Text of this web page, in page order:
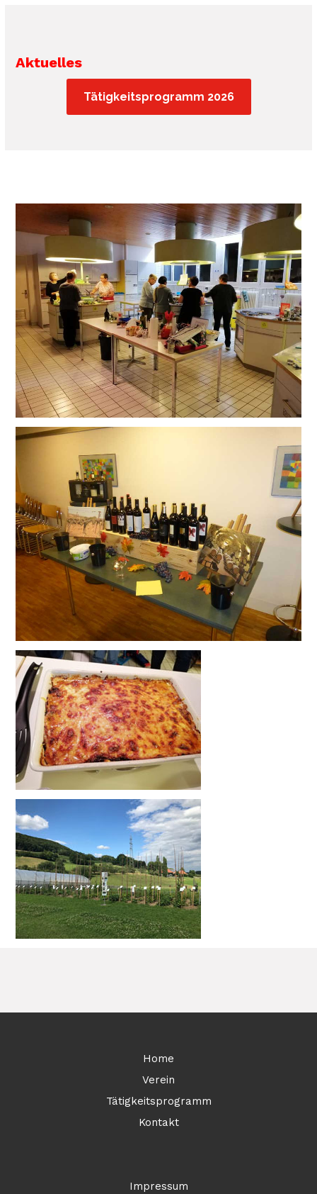
Aktuelles
Tätigkeitsprogramm 2026
Home
Verein
Tätigkeitsprogramm
Kontakt
Impressum